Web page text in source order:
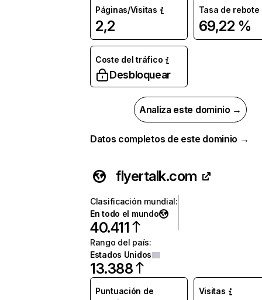
Páginas/Visitas
2,2
Tasa de rebote
69,22 %
Coste del tráfico
Desbloquear
Analiza este dominio →
Datos completos de este dominio →
flyertalk.com
Clasificación mundial:
En todo el mundo
40.411
Rango del país:
Estados Unidos
13.388
Puntuación de
Visitas